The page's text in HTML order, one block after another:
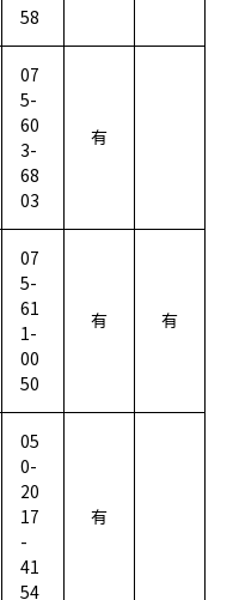
58
07
5-
60
3-
68
03
有
07
5-
61
1-
00
50
有 有
05
0-
20
17
-
41
54
有